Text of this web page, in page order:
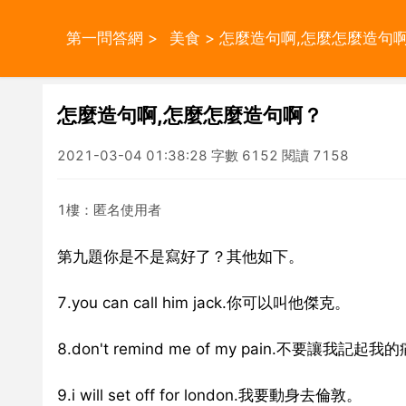
第一問答網 > 美食 > 怎麼造句啊,怎麼怎麼造句
怎麼造句啊,怎麼怎麼造句啊？
2021-03-04 01:38:28 字數 6152 閱讀 7158
1樓：匿名使用者
第九題你是不是寫好了？其他如下。
7.you can call him jack.你可以叫他傑克。
8.don't remind me of my pain.不要讓我記起我的
9.i will set off for london.我要動身去倫敦。